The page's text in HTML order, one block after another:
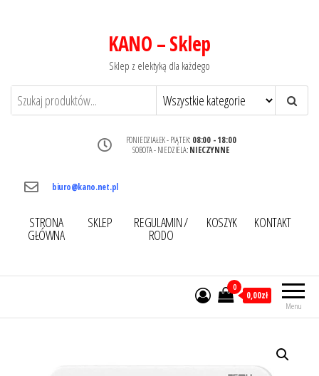
KANO – Sklep
Sklep z elektyką dla każdego
PONIEDZIAŁEK - PIĄTEK: 08:00 - 18:00
SOBOTA - NIEDZIELA:NIECZYNNE
biuro@kano.net.pl
STRONA
GŁÓWNA
SKLEP REGULAMIN /
RODO
KOSZYK KONTAKT
Menu
0
0,00zł